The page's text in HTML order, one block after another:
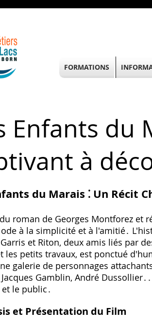
Enfants du
à
du Marais ⁚ Un Récit
roman de Georges Montforez et
à la simplicité et à l'amitié․
et Riton‚ deux amis liés par
les petits travaux‚ est ponctué
galerie de personnages
Jacques Gamblin‚ André
le public․
et Présentation du Film
FORMATIONS